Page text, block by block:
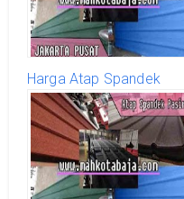
Harga Atap Spandek
Pasir Jakarta Pusat
Terbaru Promo 2026